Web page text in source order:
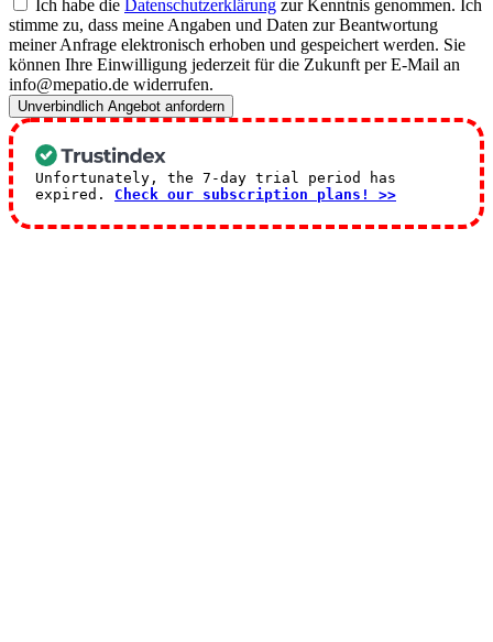
Ich habe die Datenschutzerklärung zur Kenntnis genommen. Ich
stimme zu, dass meine Angaben und Daten zur Beantwortung
meiner Anfrage elektronisch erhoben und gespeichert werden. Sie
können Ihre Einwilligung jederzeit für die Zukunft per E-Mail an
info@mepatio.de widerrufen.
Unverbindlich Angebot anfordern
Unfortunately, the 7-day trial period has
expired. Check our subscription plans! >>